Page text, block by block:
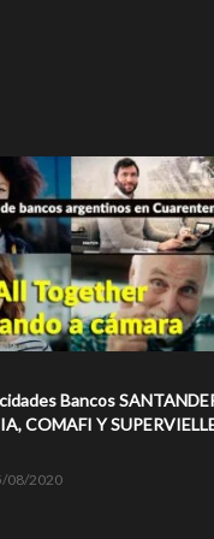
Bancos
COMAFI Y
08/2020